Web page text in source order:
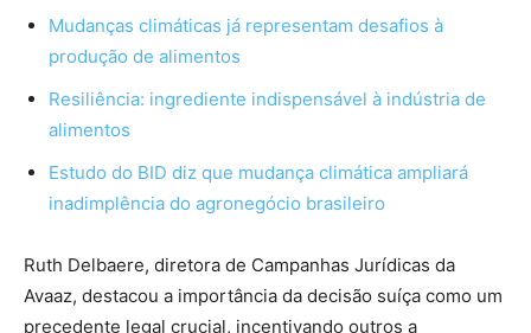
Mudanças climáticas já representam desafios à
produção de alimentos
Resiliência: ingrediente indispensável à indústria de
alimentos
Estudo do BID diz que mudança climática ampliará
inadimplência do agronegócio brasileiro
Ruth Delbaere, diretora de Campanhas Jurídicas da
Avaaz, destacou a importância da decisão suíça como um
precedente legal crucial, incentivando outros a